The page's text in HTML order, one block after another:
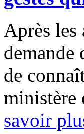
Après les
demande
de
ministère
savoir